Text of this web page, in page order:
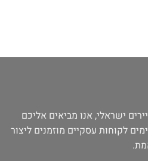
ישראלי, אנו מביאים אליכם
לקוחות עסקיים מוזמנים ליצור